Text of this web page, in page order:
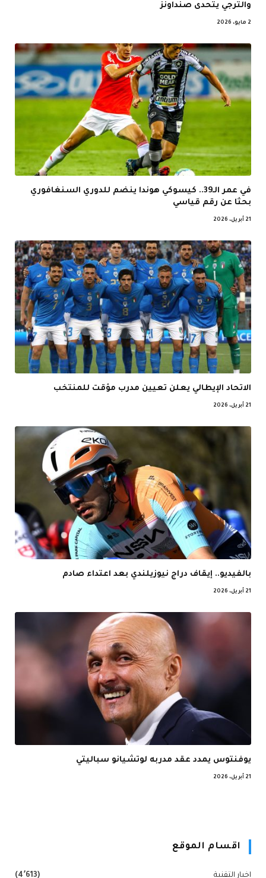
والترجي يتحدى صنداونز
2 مايو، 2026
في عمر الـ39.. كيسوكي هوندا ينضم للدوري السنغافوري
بحثا عن رقم قياسي
21 أبريل، 2026
الاتحاد الإيطالي يعلن تعيين مدرب مؤقت للمنتخب
21 أبريل، 2026
بالفيديو.. إيقاف دراج نيوزيلندي بعد اعتداء صادم
21 أبريل، 2026
يوفنتوس يمدد عقد مدربه لوتشيانو سباليتي
21 أبريل، 2026
اقسام الموقع
اخبار التقنية (4٬613)